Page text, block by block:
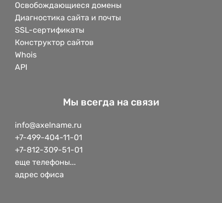
Освобождающиеся домены
Диагностика сайта и почты
SSL-сертификаты
Конструктор сайтов
Whois
API
Мы всегда на связи
info@axelname.ru
+7-499-404-11-01
+7-812-309-51-01
еще телефоны...
адрес офиса